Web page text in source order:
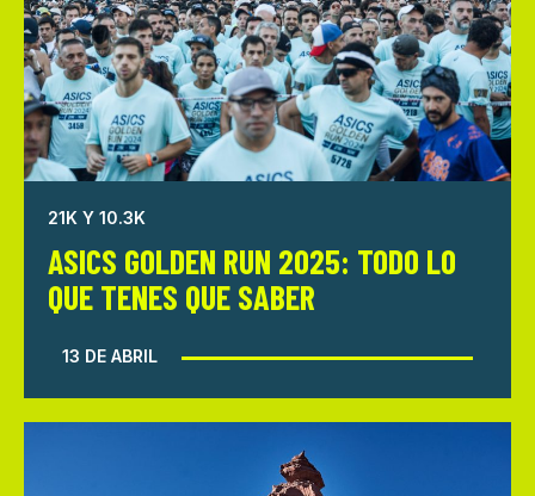
21K Y 10.3K
ASICS GOLDEN RUN 2025: TODO LO
QUE TENES QUE SABER
13 DE ABRIL